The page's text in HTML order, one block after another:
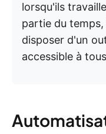
lorsqu'ils
partie du
disposer d'un
accessible à